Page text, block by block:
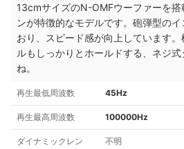
13cmサイズのN-OMFウーファーを搭
ンが特徴的なモデルです。砲弾型の
おり、スピード感が向上しています
ルもしっかりとホールドする、ネジ
ね。
再生最低周波数 45Hz
再生最高周波数 100000Hz
ダイナミックレン
不明